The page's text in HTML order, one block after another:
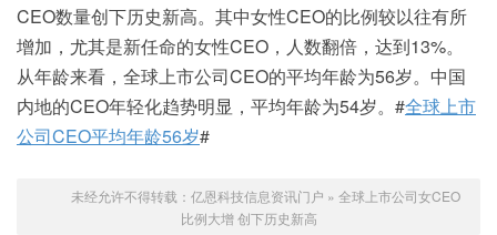
CEO数量创下历史新高。其中女性CEO的比例较以往有所
增加，尤其是新任命的女性CEO，人数翻倍，达到13%。
从年龄来看，全球上市公司CEO的平均年龄为56岁。中国
内地的CEO年轻化趋势明显，平均年龄为54岁。#全球上市
公司CEO平均年龄56岁#
未经允许不得转载： 亿恩科技信息资讯门户 » 全球上市公司女CEO
比例大增 创下历史新高